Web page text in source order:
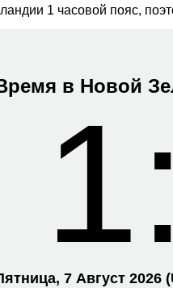
1 часовой пояс,
в Новой
7 Август 2026